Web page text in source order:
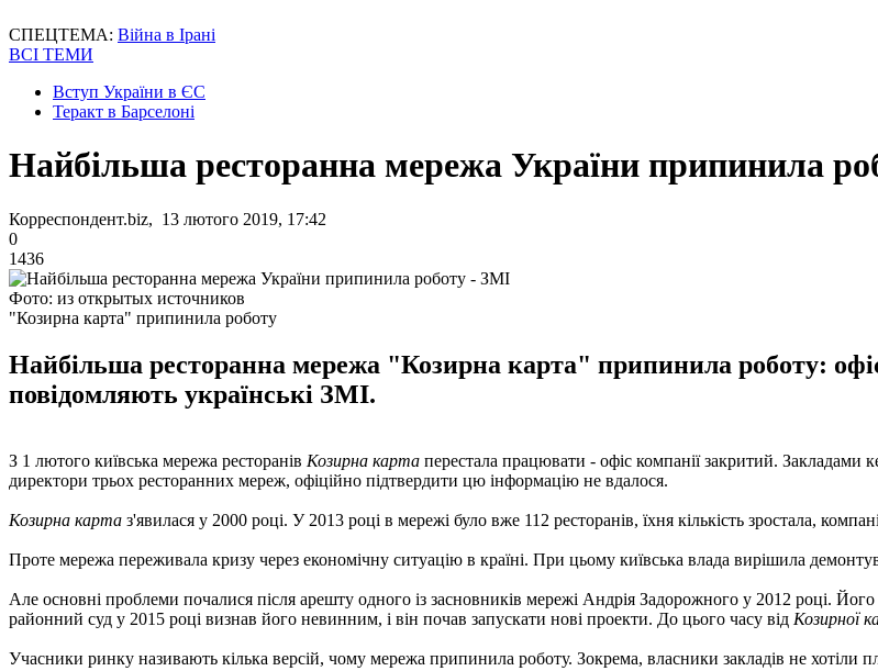
СПЕЦТЕМА: Війна в Ірані
ВСІ ТЕМИ
Вступ України в ЄС
Теракт в Барселоні
Найбільша ресторанна мережа України припинила
Корреспондент.biz, 13 лютого 2019, 17:42
0
1436
Фото: из открытых источников
"Козирна карта" припинила роботу
Найбільша ресторанна мережа "Козирна карта" припинила роботу:
повідомляють українські ЗМІ.
З 1 лютого київська мережа ресторанів Козирна карта перестала працювати - офіс компанії закритий. Закладами
директори трьох ресторанних мереж, офіційно підтвердити цю інформацію не вдалося.
Козирна карта з'явилася у 2000 році. У 2013 році в мережі було вже 112 ресторанів, їхня кількість зростала,
Проте мережа переживала кризу через економічну ситуацію в країні. При цьому київська влада вирішила
Але основні проблеми почалися після арешту одного із засновників мережі Андрія Задорожного у 2012 році.
районний суд у 2015 році визнав його невинним, і він почав запускати нові проекти. До цього часу від Козирної
Учасники ринку називають кілька версій, чому мережа припинила роботу. Зокрема, власники закладів не хотіли